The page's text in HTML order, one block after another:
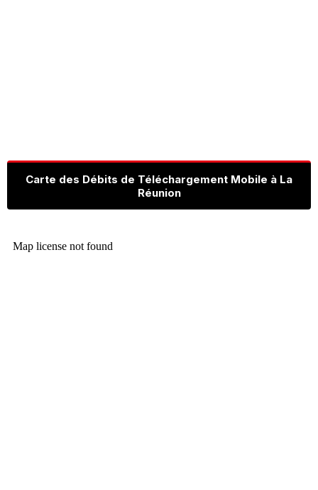
Carte des Débits de Téléchargement Mobile à La
Réunion